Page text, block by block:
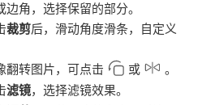
角，选择保留的部分。
裁剪后，滑动角度滑条，自定义
翻转图片，可点击
或
。
滤镜，选择滤镜效果。